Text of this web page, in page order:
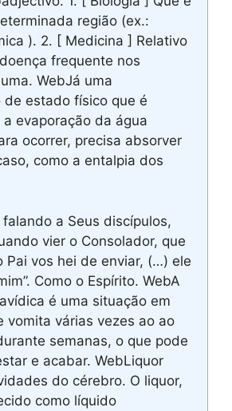
região (ex.:
). 2. [ Medicina ] Relativo
frequente nos
WebJá uma
estado físico que é
evaporação da água
ocorrer, precisa absorver
como a entalpia dos
falando a Seus discípulos,
vier o Consolador, que
Pai vos hei de enviar, (…) ele
Como o Espírito. WebA
é uma situação em
vomita várias vezes ao ao
semanas, o que pode
e acabar. WebLiquor
do cérebro. O liquor,
como líquido